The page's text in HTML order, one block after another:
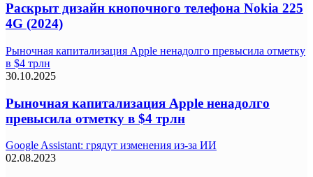
Раскрыт дизайн кнопочного телефона Nokia 225
4G (2024)
Рыночная капитализация Apple ненадолго превысила отметку
в $4 трлн
30.10.2025
Рыночная капитализация Apple ненадолго
превысила отметку в $4 трлн
Google Assistant: грядут изменения из-за ИИ
02.08.2023